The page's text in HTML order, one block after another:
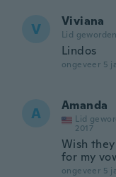
V Viviana
Lid
Lindos
ongeveer 5
A Amanda
Lid
2017
Wish
for my
ongeveer 5